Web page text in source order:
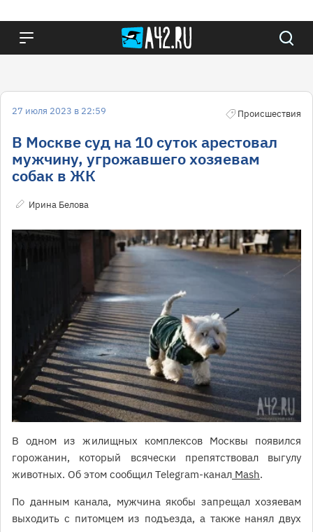
27 июля 2023 в 22:59 Происшествия
В Москве суд на 10 суток арестовал
мужчину, угрожавшего хозяевам
собак в ЖК
Ирина Белова
В одном из жилищных комплексов Москвы появился
горожанин, который всячески препятствовал выгулу
животных. Об этом сообщил Telegram-канал Mash.
По данным канала, мужчина якобы запрещал хозяевам
выходить с питомцем из подъезда, а также нанял двух